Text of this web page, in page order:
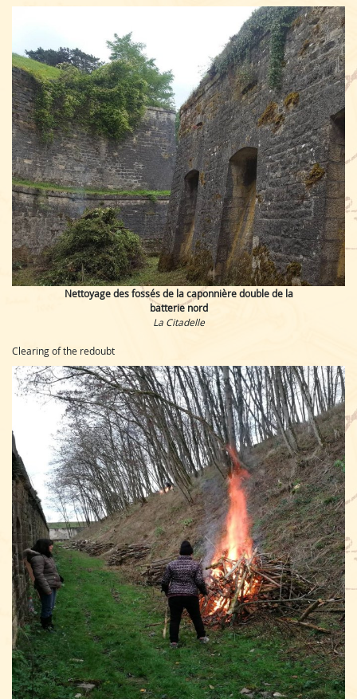
Nettoyage des fossés de la caponnière double de la
batterie nord
La Citadelle
Clearing of the redoubt